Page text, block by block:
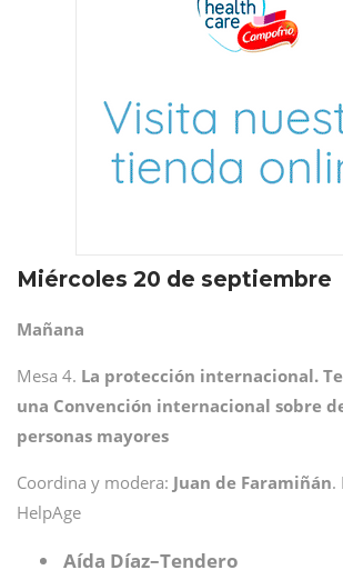
Miércoles 20 de septiembre
Mañana
Mesa 4. La protección internacional.
una Convención internacional sobre
personas mayores
Coordina y modera: Juan de Faramiñán.
HelpAge
Aída Díaz–Tendero